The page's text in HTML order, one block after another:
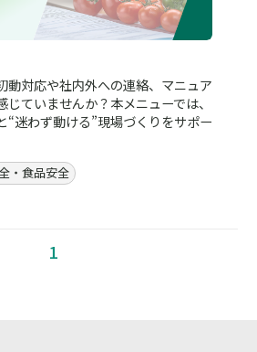
動対応や社内外への連絡、マニュア
じていませんか？本メニューでは、
“迷わず動ける”現場づくりをサポー
・食品安全
1